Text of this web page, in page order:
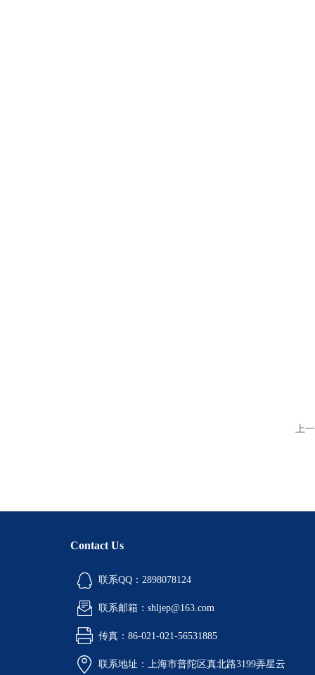
上
Contact Us
联系QQ：2898078124
联系邮箱：shljep@163.com
传真：86-021-021-56531885
联系地址：上海市普陀区真北路3199弄星云